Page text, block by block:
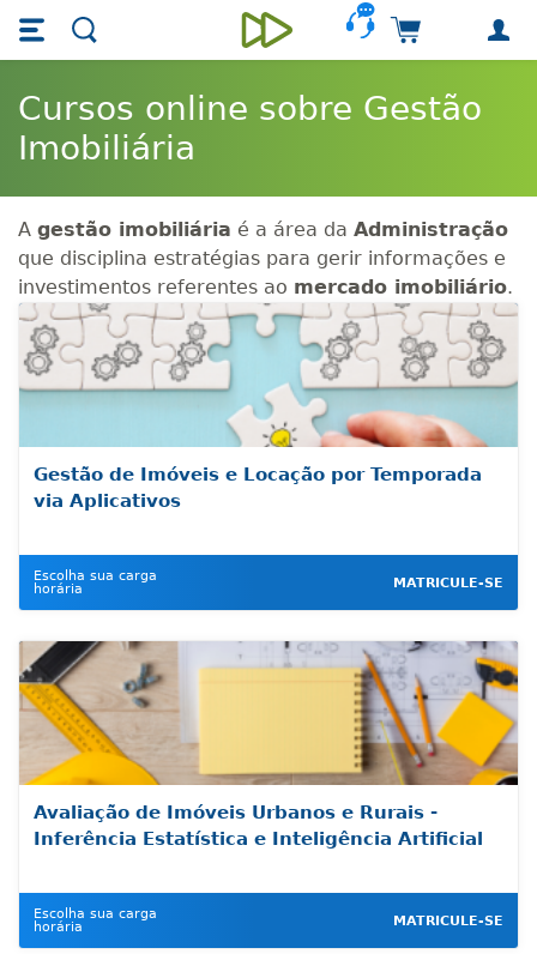
Skip main navigation
Skip to main content
Unieducar
Carrinho de
Cursos online sobre Gestão
Imobiliária
A gestão imobiliária é a área da Administração
que disciplina estratégias para gerir informações e
investimentos referentes ao mercado imobiliário.
Gestão de Imóveis e Locação por Temporada
via Aplicativos
Escolha sua carga
horária
MATRICULE-SE
Avaliação de Imóveis Urbanos e Rurais -
Inferência Estatística e Inteligência Artificial
Escolha sua carga
horária
MATRICULE-SE